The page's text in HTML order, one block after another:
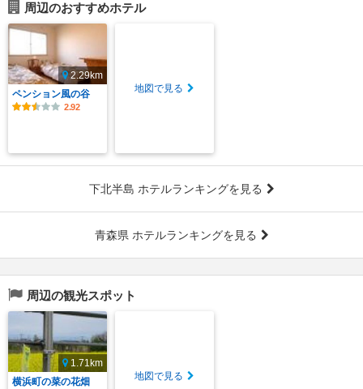
周辺のおすすめホテル
2.29km
ペンション風の谷
2.92
地図で見る
下北半島 ホテルランキングを見る
青森県 ホテルランキングを見る
周辺の観光スポット
1.71km
横浜町の菜の花畑
地図で見る